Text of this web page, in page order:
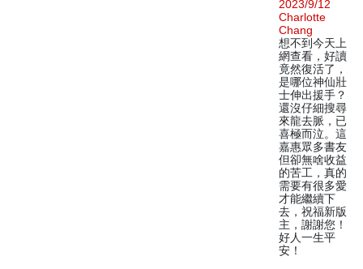
2023/9/12
Charlotte
Chang
想不到今天上
網查看，好讀
竟然復活了，
是哪位神仙壯
士伸出援手？
還沒仔細搜尋
來龍去脈，已
喜極而泣。這
嘉惠眾多書友
但卻無啥收益
的苦工，真的
需要有很多愛
才能繼續下
去，祝福新版
主，謝謝您！
好人一生平
安！